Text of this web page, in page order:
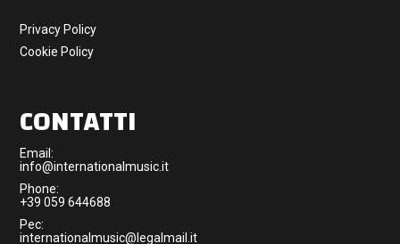
Privacy Policy
Cookie Policy
CONTATTI
Email:
info@internationalmusic.it
Phone:
+39 059 644688
Pec:
internationalmusic@legalmail.it